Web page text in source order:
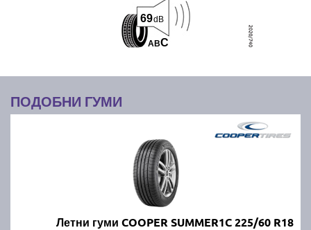
ABC
69dB
ПОДОБНИ ГУМИ
Летни гуми COOPER SUMMER1C 225/60 R18